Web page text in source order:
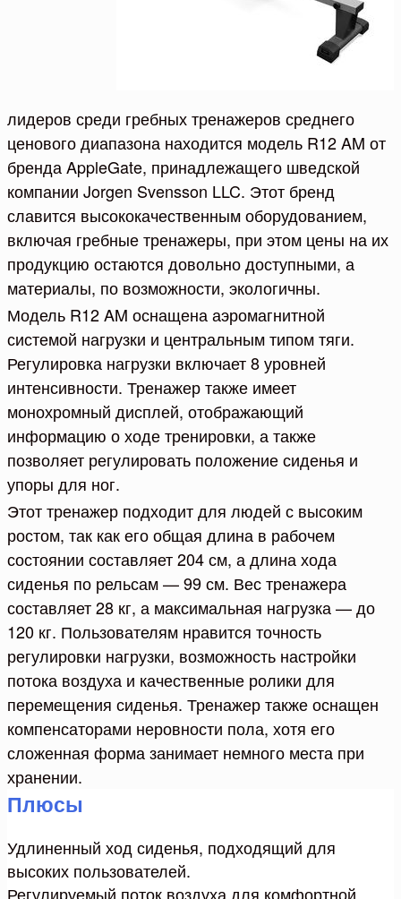
лидеров среди гребных тренажеров среднего
ценового диапазона находится модель R12 AM от
бренда AppleGate, принадлежащего шведской
компании Jorgen Svensson LLC. Этот бренд
славится высококачественным оборудованием,
включая гребные тренажеры, при этом цены на их
продукцию остаются довольно доступными, а
материалы, по возможности, экологичны.
Модель R12 AM оснащена аэромагнитной
системой нагрузки и центральным типом тяги.
Регулировка нагрузки включает 8 уровней
интенсивности. Тренажер также имеет
монохромный дисплей, отображающий
информацию о ходе тренировки, а также
позволяет регулировать положение сиденья и
упоры для ног.
Этот тренажер подходит для людей с высоким
ростом, так как его общая длина в рабочем
состоянии составляет 204 см, а длина хода
сиденья по рельсам — 99 см. Вес тренажера
составляет 28 кг, а максимальная нагрузка — до
120 кг. Пользователям нравится точность
регулировки нагрузки, возможность настройки
потока воздуха и качественные ролики для
перемещения сиденья. Тренажер также оснащен
компенсаторами неровности пола, хотя его
сложенная форма занимает немного места при
хранении.
Плюсы
Удлиненный ход сиденья, подходящий для
высоких пользователей.
Регулируемый поток воздуха для комфортной